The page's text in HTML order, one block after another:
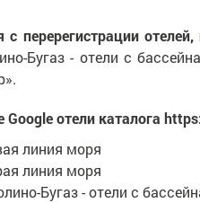
с перерегистрации
Бугаз - отели с
Google отели каталога
линия моря
линия моря
Бугаз - отели с